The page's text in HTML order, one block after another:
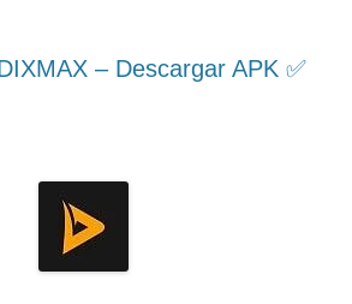
– Descargar APK ✅️